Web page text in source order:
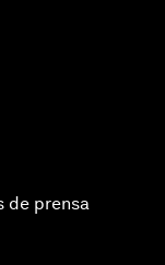
de prensa